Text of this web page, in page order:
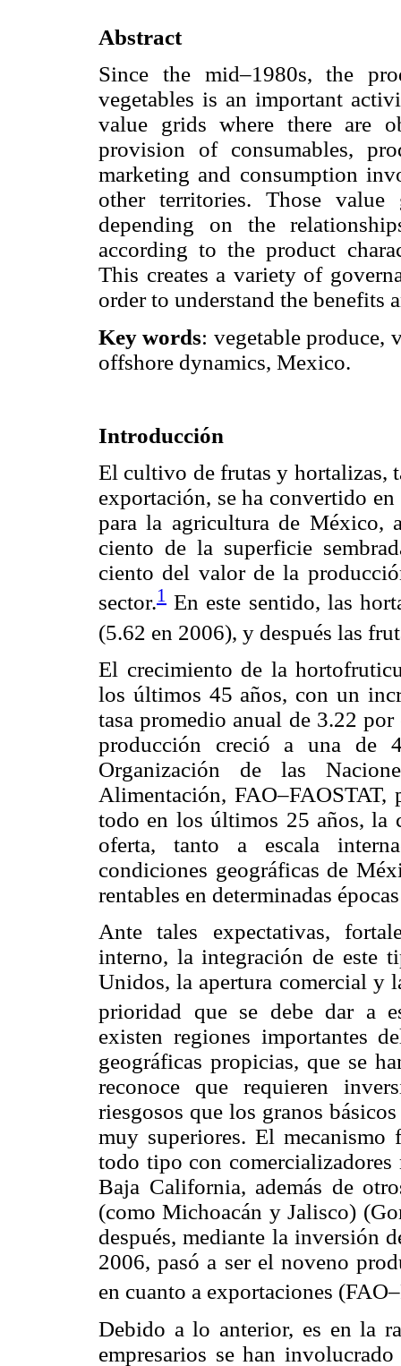
Abstract
Since the mid–1980s, the
vegetables is an important
value grids where there are
provision of consumables,
marketing and consumption
other territories. Those
depending on the
according to the product
This creates a variety of
order to understand the benefits
Key words: vegetable produce,
offshore dynamics, Mexico.
Introducción
El cultivo de frutas y hortalizas,
exportación, se ha convertido
para la agricultura de México,
ciento de la superficie
ciento del valor de la
sector.1 En este sentido, las
(5.62 en 2006), y después las
El crecimiento de la
los últimos 45 años, con un
tasa promedio anual de 3.22
producción creció a una de
Organización de las
Alimentación,
todo en los últimos 25 años, la
oferta, tanto a escala
condiciones geográficas de
rentables en determinadas
Ante tales expectativas,
interno, la integración de este
Unidos, la apertura comercial y
prioridad que se debe dar a
existen regiones importantes
geográficas propicias, que se
reconoce que requieren
riesgosos que los granos
muy superiores. El mecanismo
todo tipo con comercializadores
Baja California, además de
(como Michoacán y Jalisco)
después, mediante la inversión
2006, pasó a ser el noveno
en cuanto a exportaciones
Debido a lo anterior, es en la
empresarios se han